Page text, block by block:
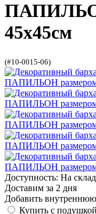
45х45см
(#10-0015-06)
Доступность: На
Доставим за 2 дня
Добавить
Купить с